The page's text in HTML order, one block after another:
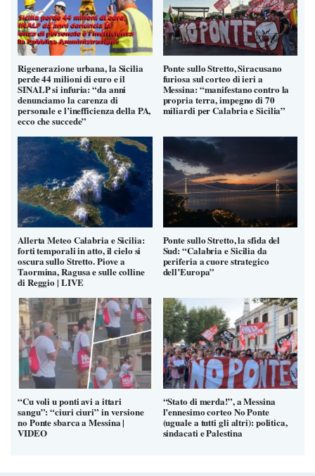
Rigenerazione urbana, la Sicilia
perde 44 milioni di euro e il
SINALP si infuria: “da anni
denunciamo la carenza di
personale e l’inefficienza della PA,
ecco che succede”
Ponte sullo Stretto, Siracusano
furiosa sul corteo di ieri a
Messina: “manifestano contro la
propria terra, impegno di 70
miliardi per Calabria e Sicilia”
Allerta Meteo Calabria e Sicilia:
forti temporali in atto, il cielo si
oscura sullo Stretto. Piove a
Taormina, Ragusa e sulle colline
di Reggio | LIVE
Ponte sullo Stretto, la sfida del
Sud: “Calabria e Sicilia da
periferia a cuore strategico
dell’Europa”
“Cu voli u ponti avi a ittari
sangu”: “ciuri ciuri” in versione
no Ponte sbarca a Messina |
VIDEO
“Stato di merda!”, a Messina
l’ennesimo corteo No Ponte
(uguale a tutti gli altri): politica,
sindacati e Palestina